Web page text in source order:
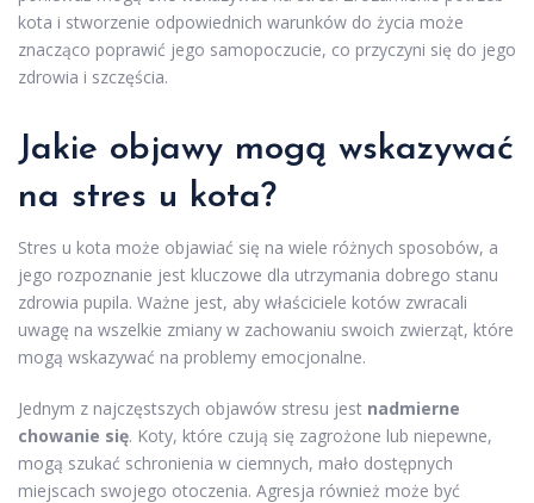
kota i stworzenie odpowiednich warunków do życia może
znacząco poprawić jego samopoczucie, co przyczyni się do jego
zdrowia i szczęścia.
Jakie objawy mogą wskazywać
na stres u kota?
Stres u kota może objawiać się na wiele różnych sposobów, a
jego rozpoznanie jest kluczowe dla utrzymania dobrego stanu
zdrowia pupila. Ważne jest, aby właściciele kotów zwracali
uwagę na wszelkie zmiany w zachowaniu swoich zwierząt, które
mogą wskazywać na problemy emocjonalne.
Jednym z najczęstszych objawów stresu jest nadmierne
chowanie się. Koty, które czują się zagrożone lub niepewne,
mogą szukać schronienia w ciemnych, mało dostępnych
miejscach swojego otoczenia. Agresja również może być